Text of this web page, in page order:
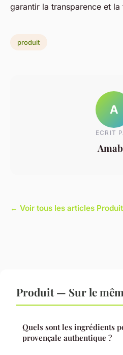
garantir la transparence et
produit
A
ECRIT
← Voir tous les articles Produit
Produit — Sur le
Quels sont les ingrédients
provençale authentique ?